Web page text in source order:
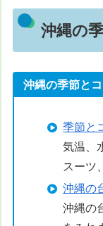
沖縄の
沖縄の季節と
季節と
気温、
スーツ
沖縄の
沖縄の